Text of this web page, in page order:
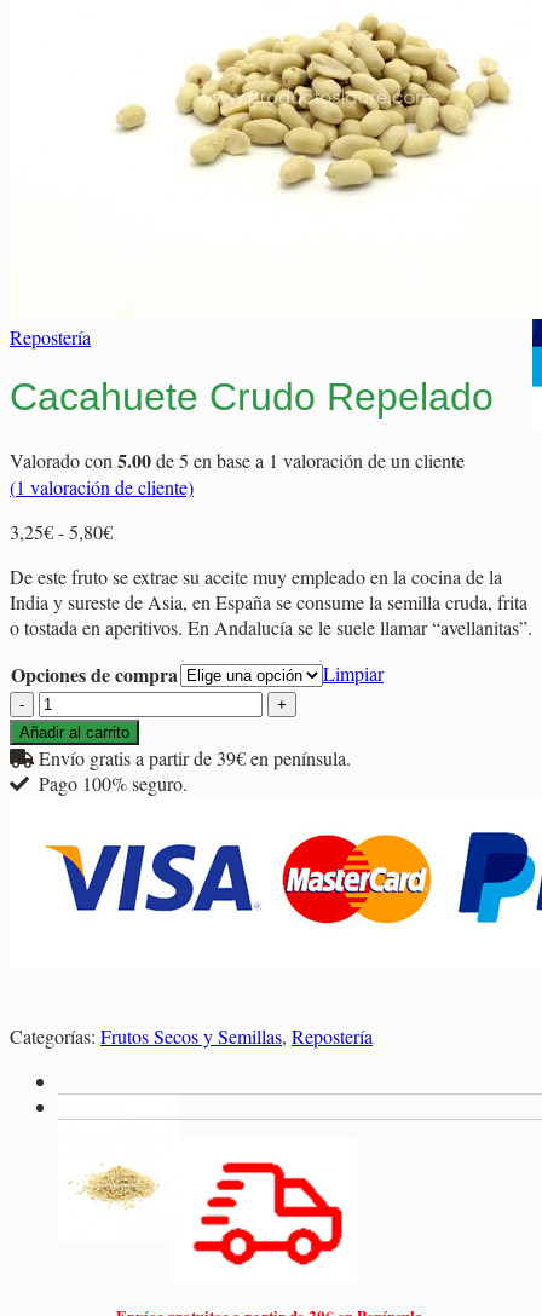
No hay productos en el carrito.
No hay productos en el carrito.
Salsas y Siropes
Repostería
Cacahuete Crudo Repelado
Valorado con 5.00de 5 en base a 1 valoración de un cliente
(1 valoración de cliente)
3,25€-5,80€Rango
precios:
desde
3,25€
5,80€
De este fruto se extrae su aceite muy empleado en la cocina de la
India y sureste de Asia, en España se consume la semilla cruda, frita
o tostada en aperitivos. En Andalucía se le suele llamar “avellanitas”.
Opciones de compra
Limpiar
Cacahuete
Crudo
Repelado
cantidad
Añadir al carrito
Envío gratis a partir de 39€ en península.
Pago 100% seguro.
Categorías: Frutos Secos y Semillas, Repostería